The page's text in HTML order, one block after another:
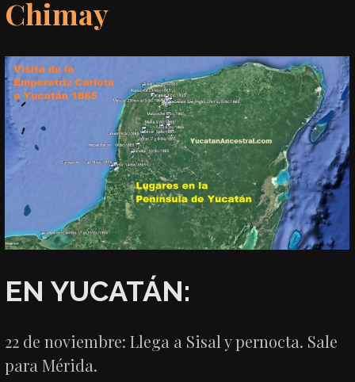
Chimay
EN YUCATÁN:
22 de noviembre: Llega a Sisal y pernocta. Sale
para Mérida.